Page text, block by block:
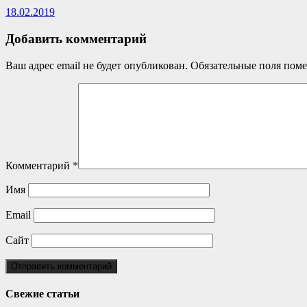
18.02.2019
Добавить комментарий
Ваш адрес email не будет опубликован. Обязательные поля
Комментарий *
Имя
Email
Сайт
Свежие статьи